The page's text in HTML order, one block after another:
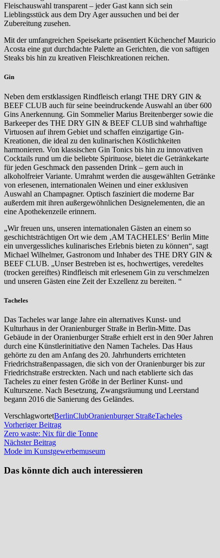
Fleischauswahl transparent – jeder Gast kann sich sein
Lieblingsstück aus dem Dry Ager aussuchen und bei der
Zubereitung zusehen.
Mit der umfangreichen Speisekarte präsentiert Küchenchef Mauricio
Acosta eine gut durchdachte Palette an Gerichten, die von saftigen
Steaks bis hin zu kreativen Fleischkreationen reichen.
Gin
Neben dem erstklassigen Rindfleisch erlangt THE DRY GIN &
BEEF CLUB auch für seine beeindruckende Auswahl an über 600
Gins Anerkennung. Gin Sommelier Marius Breitenberger sowie die
Barkeeper des THE DRY GIN & BEEF CLUB sind wahrhaftige
Virtuosen auf ihrem Gebiet und schaffen einzigartige Gin-
Kreationen, die ideal zu den kulinarischen Köstlichkeiten
harmonieren. Von klassischen Gin Tonics bis hin zu innovativen
Cocktails rund um die beliebte Spirituose, bietet die Getränkekarte
für jeden Geschmack den passenden Drink – gern auch in
alkoholfreier Variante. Umrahmt werden die ausgewählten Getränke
von erlesenen, internationalen Weinen und einer exklusiven
Auswahl an Champagner. Optisch fasziniert die moderne Bar
außerdem mit ihren außergewöhnlichen Designelementen, die an
eine Apothekenzeile erinnern.
„Wir freuen uns, unseren internationalen Gästen an einem so
geschichtsträchtigen Ort wie dem ‚AM TACHELES‘ Berlin Mitte
ein unvergessliches kulinarisches Erlebnis bieten zu können“, sagt
Michael Wilhelmer, Gastronom und Inhaber des THE DRY GIN &
BEEF CLUB. „Unser Bestreben ist es, hochwertiges, veredeltes
(trocken gereiftes) Rindfleisch mit erlesenem Gin zu verschmelzen
und unseren Gästen eine Zeit der Exzellenz zu bereiten. “
Tacheles
Das Tacheles war lange Jahre ein alternatives Kunst- und
Kulturhaus in der Oranienburger Straße in Berlin-Mitte. Das
Gebäude in der Oranienburger Straße erhielt erst in den 90er Jahren
durch eine Künstlerinitiative den Namen Tacheles. Das Haus
gehörte zu den am Anfang des 20. Jahrhunderts errichteten
Friedrichstraßenpassagen, die sich von der Oranienburger bis zur
Friedrichstraße erstreckten. Nach und nach etablierte sich das
Tacheles zu einer festen Größe in der Berliner Kunst- und
Kulturszene. Nach Besetzung, Zwangsräumung und Leerstand
begann 2016 die Sanierung des Geländes.
VerschlagwortetBerlinClubOranienburger StraßeTacheles
Beitragsnavigation
Vorheriger BeitragVorheriger
Beitrag:
Zero waste: Nix für die Tonne
Nächster BeitragNächster
Beitrag:
Mode im Kunstgewerbemuseum
Das könnte dich auch interessieren